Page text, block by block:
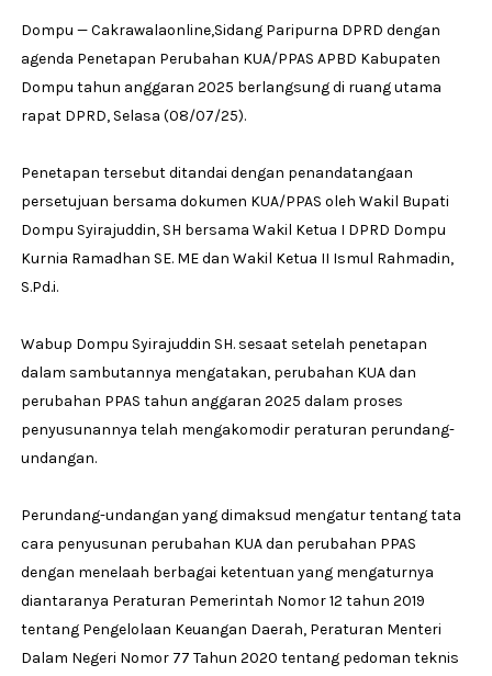
Dompu — Cakrawalaonline,Sidang Paripurna DPRD dengan
agenda Penetapan Perubahan KUA/PPAS APBD Kabupaten
Dompu tahun anggaran 2025 berlangsung di ruang utama
rapat DPRD, Selasa (08/07/25).
Penetapan tersebut ditandai dengan penandatangaan
persetujuan bersama dokumen KUA/PPAS oleh Wakil Bupati
Dompu Syirajuddin, SH bersama Wakil Ketua I DPRD Dompu
Kurnia Ramadhan SE. ME dan Wakil Ketua II Ismul Rahmadin,
S.Pd.i.
Wabup Dompu Syirajuddin SH. sesaat setelah penetapan
dalam sambutannya mengatakan, perubahan KUA dan
perubahan PPAS tahun anggaran 2025 dalam proses
penyusunannya telah mengakomodir peraturan perundang-
undangan.
Perundang-undangan yang dimaksud mengatur tentang tata
cara penyusunan perubahan KUA dan perubahan PPAS
dengan menelaah berbagai ketentuan yang mengaturnya
diantaranya Peraturan Pemerintah Nomor 12 tahun 2019
tentang Pengelolaan Keuangan Daerah, Peraturan Menteri
Dalam Negeri Nomor 77 Tahun 2020 tentang pedoman teknis